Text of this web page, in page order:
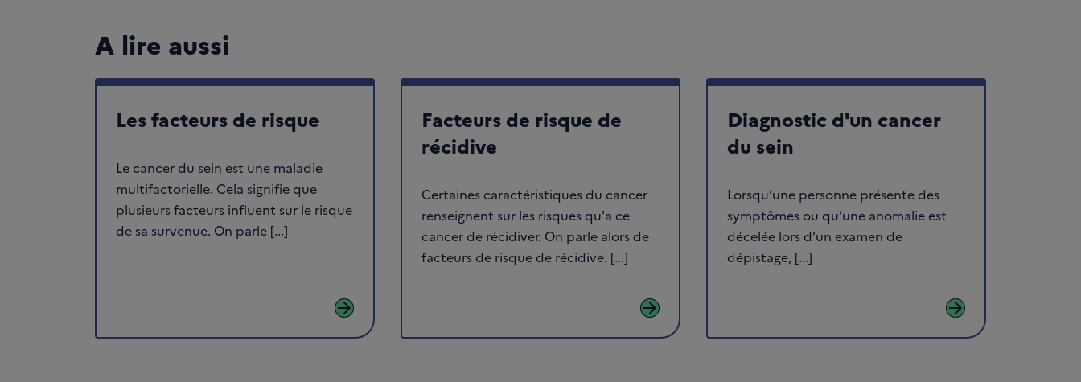
A lire aussi
Les facteurs de risque
Le cancer du sein est une maladie
multifactorielle. Cela signifie que
plusieurs facteurs influent sur le risque
de sa survenue. On parle [...]
arrow_forward
Facteurs de risque de
récidive
Certaines caractéristiques du cancer
renseignent sur les risques qu'a ce
cancer de récidiver. On parle alors de
facteurs de risque de récidive. [...]
arrow_forward
Diagnostic d'un cancer
du sein
Lorsqu’une personne présente des
symptômes ou qu’une anomalie est
décelée lors d’un examen de
dépistage, [...]
arrow_forward